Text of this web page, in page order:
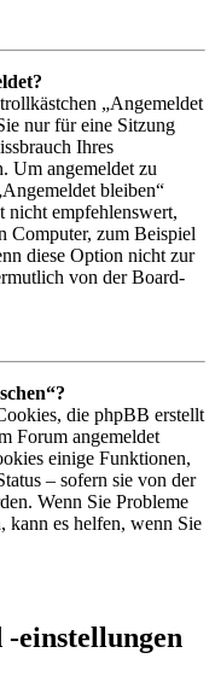
„Angemeldet
nur für eine Sitzung
Ihres
Um angemeldet zu
bleiben“
nicht empfehlenswert,
Computer, zum Beispiel
diese Option nicht zur
von der Board-
die phpBB erstellt
Forum angemeldet
einige Funktionen,
– sofern sie von der
Wenn Sie Probleme
kann es helfen, wenn Sie
einstellungen